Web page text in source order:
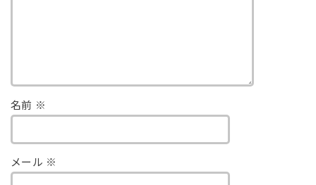
名前 ※
メール ※